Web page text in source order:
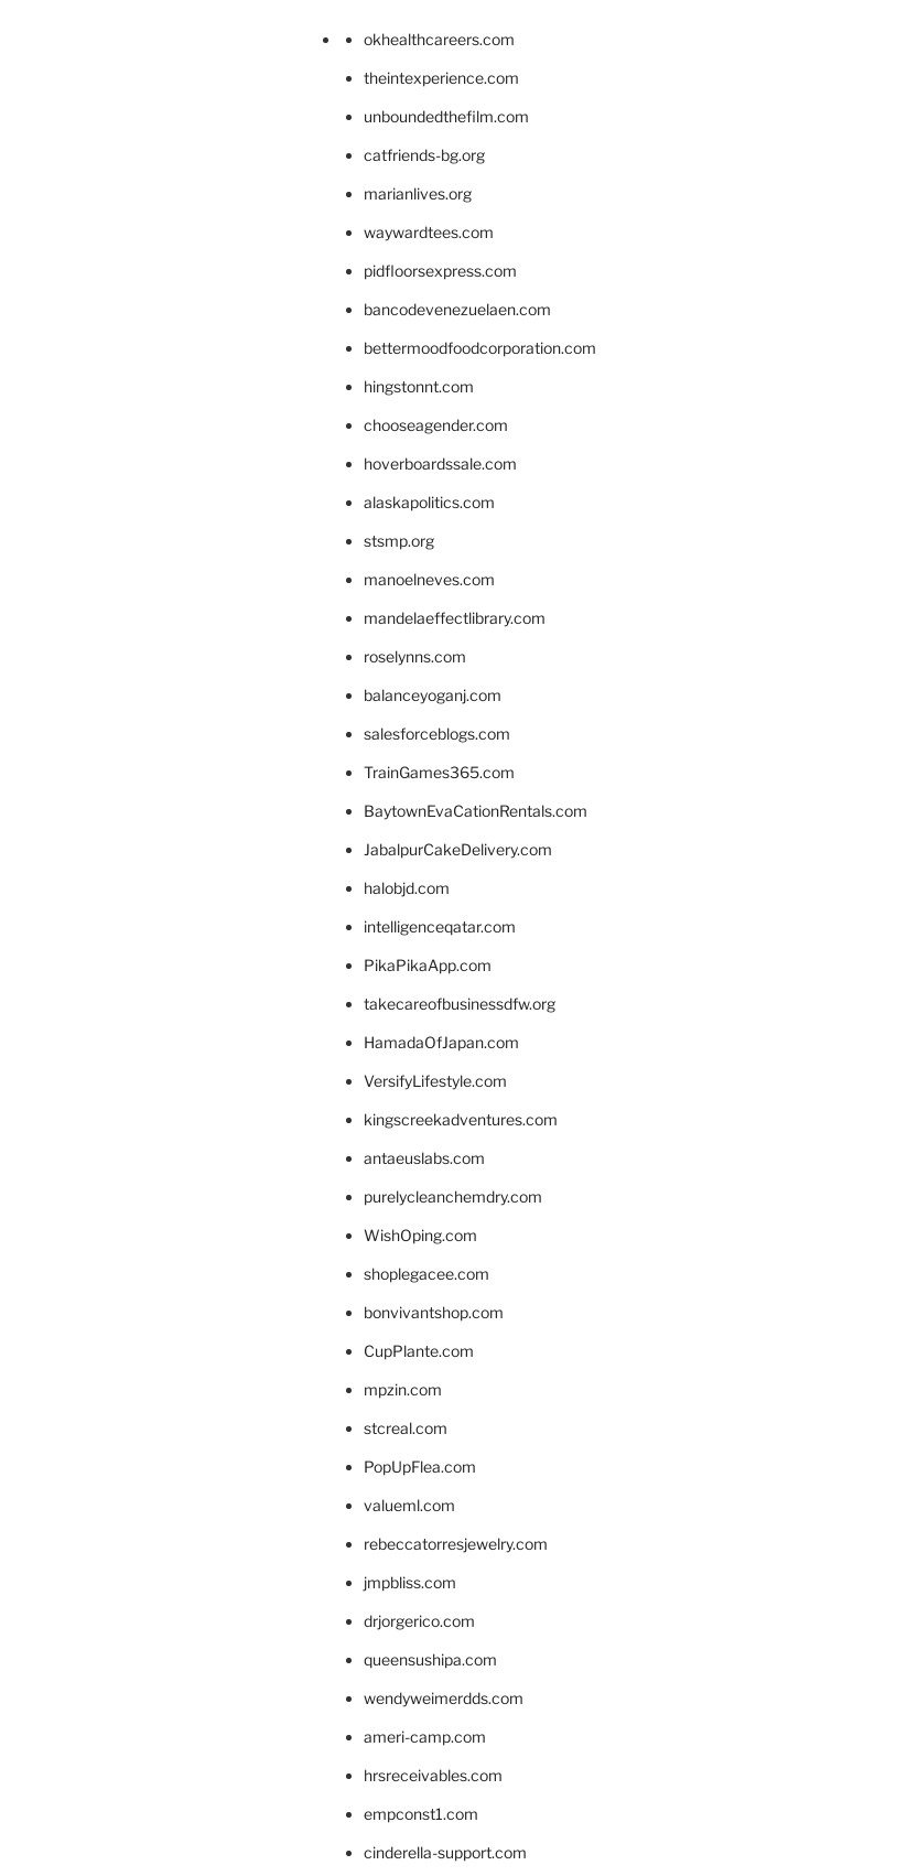
okhealthcareers.com
theintexperience.com
unboundedthefilm.com
catfriends-bg.org
marianlives.org
waywardtees.com
pidfloorsexpress.com
bancodevenezuelaen.com
bettermoodfoodcorporation.com
hingstonnt.com
chooseagender.com
hoverboardssale.com
alaskapolitics.com
stsmp.org
manoelneves.com
mandelaeffectlibrary.com
roselynns.com
balanceyoganj.com
salesforceblogs.com
TrainGames365.com
BaytownEvaCationRentals.com
JabalpurCakeDelivery.com
halobjd.com
intelligenceqatar.com
PikaPikaApp.com
takecareofbusinessdfw.org
HamadaOfJapan.com
VersifyLifestyle.com
kingscreekadventures.com
antaeuslabs.com
purelycleanchemdry.com
WishOping.com
shoplegacee.com
bonvivantshop.com
CupPlante.com
mpzin.com
stcreal.com
PopUpFlea.com
valueml.com
rebeccatorresjewelry.com
jmpbliss.com
drjorgerico.com
queensushipa.com
wendyweimerdds.com
ameri-camp.com
hrsreceivables.com
empconst1.com
cinderella-support.com